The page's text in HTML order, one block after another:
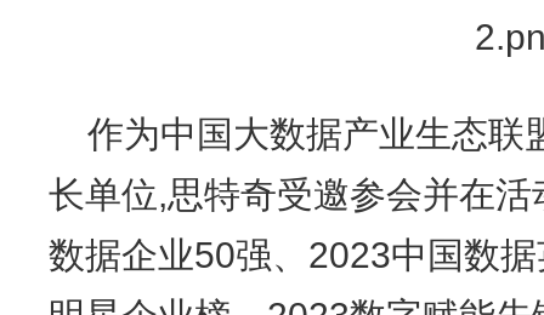
作为中国大数据产业生态联
长单位,思特奇受邀参会并在
数据企业50强、2023中国数